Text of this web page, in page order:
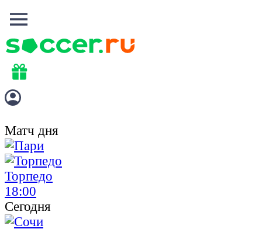
Матч дня
Торпедо
18:00
Сегодня